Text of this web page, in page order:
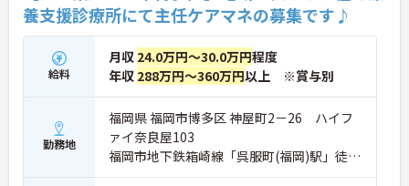
養支援診療所にて主任ケアマネの募集です♪
給料
月収 24.0万円～30.0万円程度
年収 288万円～360万円以上 ※賞与別
勤務地
福岡県 福岡市博多区 神屋町2－26 ハイフ
ァイ奈良屋103
福岡市地下鉄箱崎線「呉服町(福岡)駅」徒歩
8分